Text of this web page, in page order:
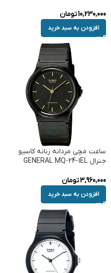
10,230,000تومان
افزودن به سبد خرید
ساعت مچی مردانه زنانه کاسیو
جنرال GENERAL MQ-24-1EL
3,960,000تومان
افزودن به سبد خرید